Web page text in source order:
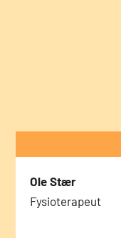
Ole Stær
Fysioterapeut